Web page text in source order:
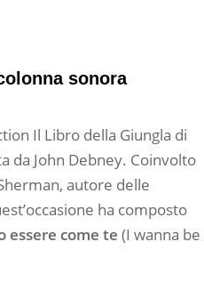
sonora
Il Libro della Giungla di
da John Debney. Coinvolto
autore delle
ha composto
essere come te (I wanna be